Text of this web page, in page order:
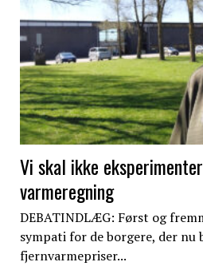
Vi skal ikke
varmeregning
DEBATINDLÆG: Først og
sympati for de borgere, der
fjernvarmepriser...